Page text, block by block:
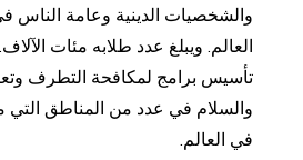
والشخصيات الدينية وعامة الناس
العالم. ويبلغ عدد طلابه مئات
تأسيس برامج لمكافحة التطرف
والسلام في عدد من المناطق التي
في العالم.